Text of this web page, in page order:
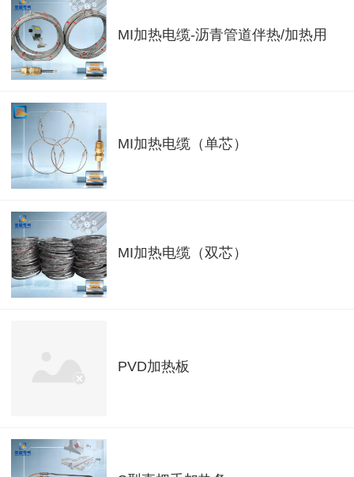
MI加热电缆-沥青管道伴热/加热用
MI加热电缆（单芯）
MI加热电缆（双芯）
PVD加热板